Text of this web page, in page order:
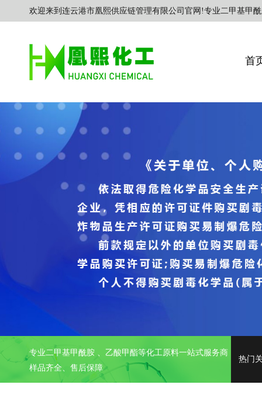
欢迎来到连云港市凰熙供应链管理有限公司官网!专业二甲基甲
首
专业二甲基甲酰胺 、乙酸甲酯等化工原料一站式服务商
样品齐全、售后保障
热门